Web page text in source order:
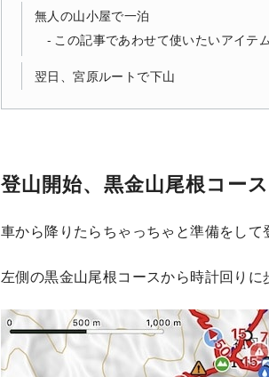
無人の山小屋で一泊
この記事であわせて使いたいアイテム
翌日、宮原ルートで下山
登山開始、黒金山尾根コー
車から降りたらちゃっちゃと準備をして
左側の黒金山尾根コースから時計回りに